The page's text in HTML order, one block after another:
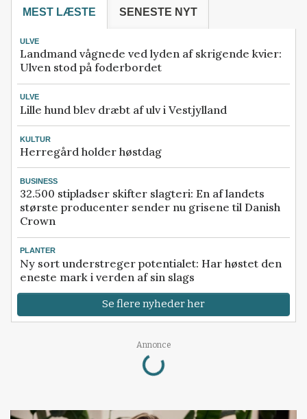
MEST LÆSTE SENESTE NYT
ULVE
Landmand vågnede ved lyden af skrigende kvier:
Ulven stod på foderbordet
ULVE
Lille hund blev dræbt af ulv i Vestjylland
KULTUR
Herregård holder høstdag
BUSINESS
32.500 stipladser skifter slagteri: En af landets
største producenter sender nu grisene til Danish
Crown
PLANTER
Ny sort understreger potentialet: Har høstet den
eneste mark i verden af sin slags
Se flere nyheder her
Annonce
Loading...